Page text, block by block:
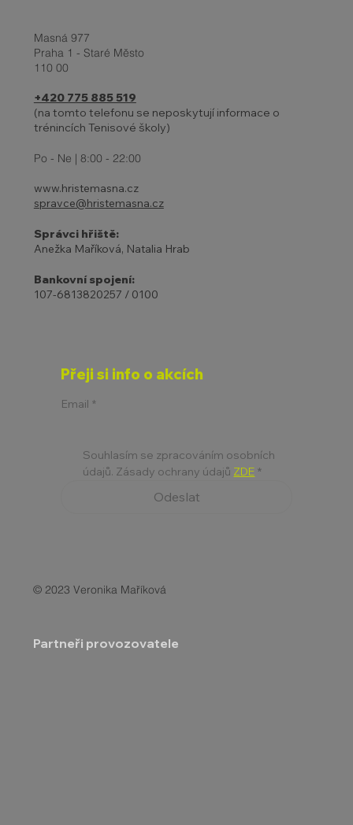
Masná 977
Praha 1 - Staré Město
110 00
+420 775 885 519
(na tomto telefonu se neposkytují informace o
trénincích Tenisové školy)
Po - Ne | 8:00 - 22:00
www.hristemasna.cz
spravce@hristemasna.cz
Správci hřiště:
Anežka Maříková, Natalia Hrab
Bankovní spojení:
107-6813820257 / 0100
Přeji si info o akcích
Email *
Souhlasím se zpracováním osobních
údajů. Zásady ochrany údajů ZDE *
Odeslat
© 2023 Veronika Maříková
Partneři provozovatele